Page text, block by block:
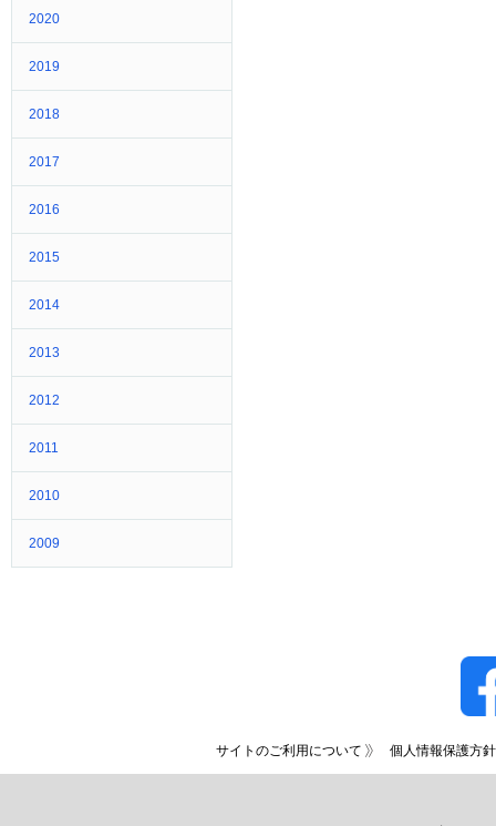
2020
2019
2018
2017
2016
2015
2014
2013
2012
2011
2010
2009
サイトのご利用について 個人情報保護方針